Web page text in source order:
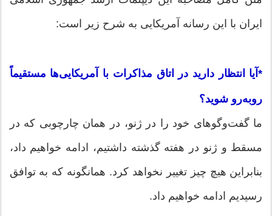
ایران با این رسانه آمریکایی به شرح زیر است:
*آیا انتظار دارید در اتاق مذاکرات با آمریکایی‌ها مستقیماً
روبه‌رو شوید؟
ما گفت‌وگوهای خود را در ژنو، در همان چارچوبی که در
مسقط و ژنو در هفته گذشته داشتیم، ادامه خواهیم داد،
بنابراین هیچ چیز تغییر نخواهد کرد. همانگونه که به توافق
رسیدیم ادامه خواهیم داد.